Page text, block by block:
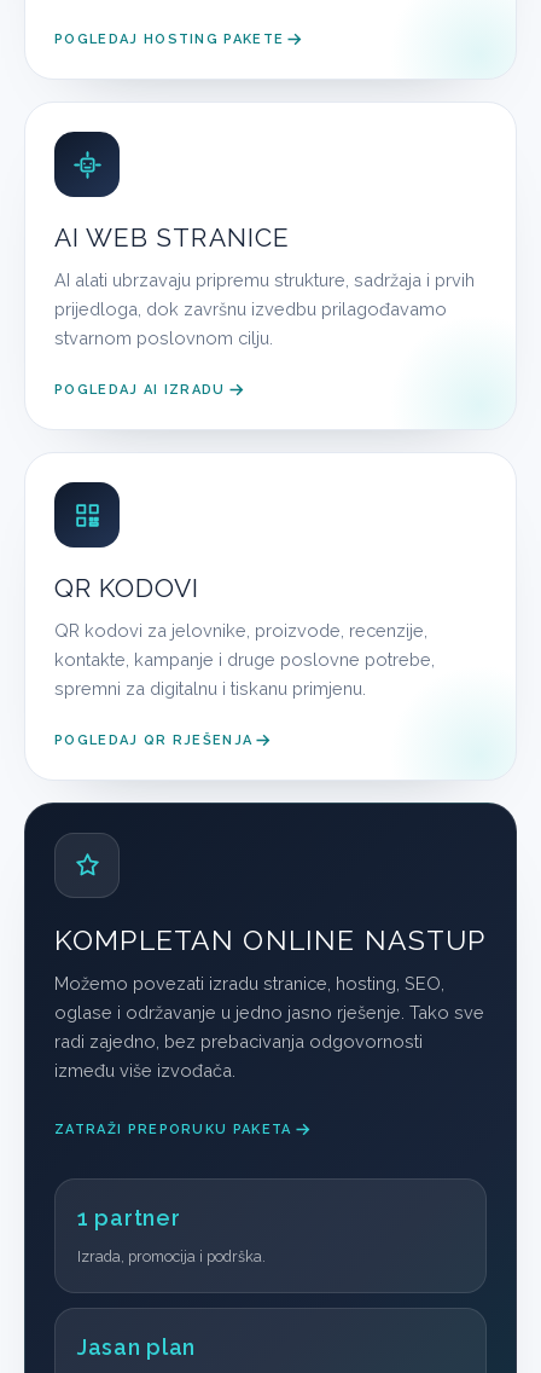
POGLEDAJ HOSTING PAKETE
AI WEB STRANICE
AI alati ubrzavaju pripremu strukture, sadržaja i prvih
prijedloga, dok završnu izvedbu prilagođavamo
stvarnom poslovnom cilju.
POGLEDAJ AI IZRADU
QR KODOVI
QR kodovi za jelovnike, proizvode, recenzije,
kontakte, kampanje i druge poslovne potrebe,
spremni za digitalnu i tiskanu primjenu.
POGLEDAJ QR RJEŠENJA
KOMPLETAN ONLINE NASTUP
Možemo povezati izradu stranice, hosting, SEO,
oglase i održavanje u jedno jasno rješenje. Tako sve
radi zajedno, bez prebacivanja odgovornosti
između više izvođača.
ZATRAŽI PREPORUKU PAKETA
1 partner
Izrada, promocija i podrška.
Jasan plan